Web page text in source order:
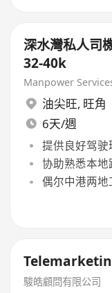
深水灣私人司
32-40k
Manpower
油尖旺, 旺角
6天/週
提供良好驾
协助熟悉本
偶尔中港两
駿皓顧問有限公司